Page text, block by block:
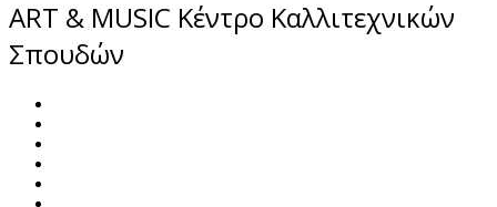
ART & MUSIC Κέντρο Καλλιτεχνικών
Σπουδών